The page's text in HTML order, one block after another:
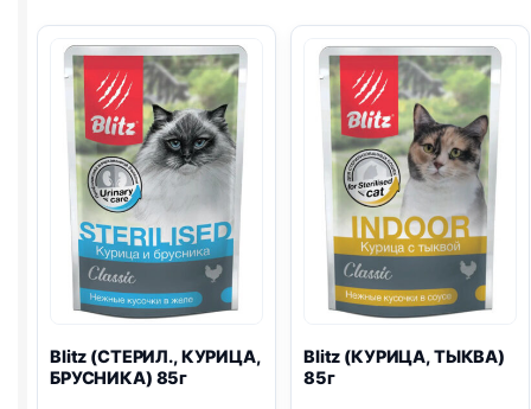
Blitz (СТЕРИЛ., КУРИЦА,
БРУСНИКА) 85г
Blitz (КУРИЦА, ТЫКВА)
85г